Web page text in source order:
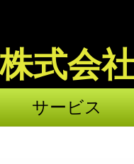
式会
サービス